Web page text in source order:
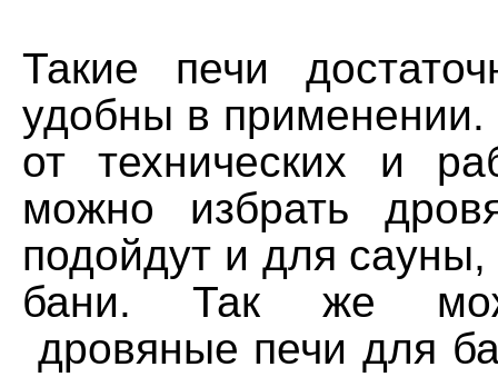
Такие печи
удобны в применении.
от технических и
можно избрать
подойдут и для
бани. Так же
дровяные печи для